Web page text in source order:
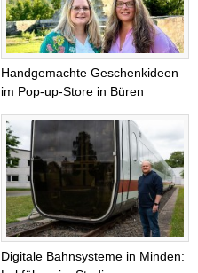
Handgemachte Geschenkideen
im Pop-up-Store in Büren
Digitale Bahnsysteme in Minden: